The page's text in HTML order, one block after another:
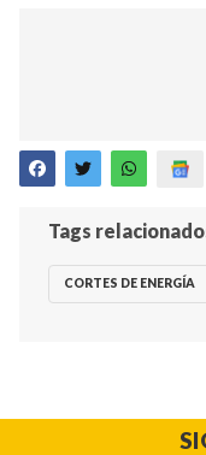
Tags
CORTES DE ENERGÍA